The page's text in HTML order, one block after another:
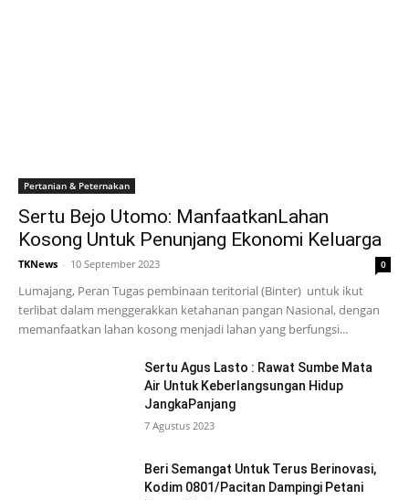
Pertanian & Peternakan
Sertu Bejo Utomo: ManfaatkanLahan
Kosong Untuk Penunjang Ekonomi Keluarga
TKNews - 10 September 2023 0
Lumajang, Peran Tugas pembinaan teritorial (Binter) untuk ikut
terlibat dalam menggerakkan ketahanan pangan Nasional, dengan
memanfaatkan lahan kosong menjadi lahan yang berfungsi...
Sertu Agus Lasto : Rawat Sumbe Mata
Air Untuk Keberlangsungan Hidup
JangkaPanjang
7 Agustus 2023
Beri Semangat Untuk Terus Berinovasi,
Kodim 0801/Pacitan Dampingi Petani